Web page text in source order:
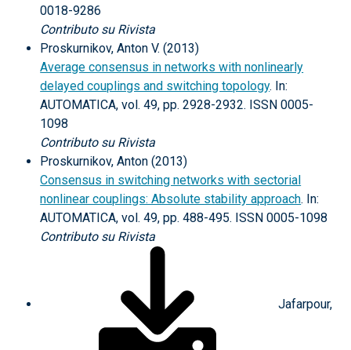
0018-9286
Contributo su Rivista
Proskurnikov, Anton V. (2013)
Average consensus in networks with nonlinearly
delayed couplings and switching topology. In:
AUTOMATICA, vol. 49, pp. 2928-2932. ISSN 0005-
1098
Contributo su Rivista
Proskurnikov, Anton (2013)
Consensus in switching networks with sectorial
nonlinear couplings: Absolute stability approach. In:
AUTOMATICA, vol. 49, pp. 488-495. ISSN 0005-1098
Contributo su Rivista
Jafarpour,